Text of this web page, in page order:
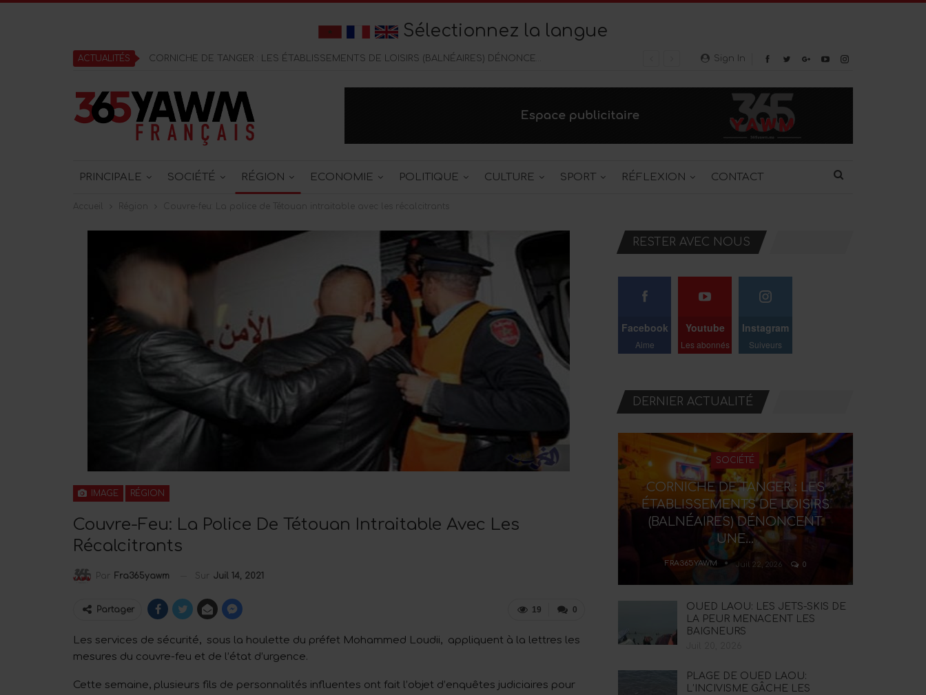
Sélectionnez la langue
Sign In
ACTUALITÉS
PRINCIPALE SOCIÉTÉ RÉGION ECONOMIE POLITIQUE CULTURE SPORT RÉFLEXION CONTACT
Accueil Région Couvre-feu: La police de Tétouan intraitable avec les récalcitrants
IMAGE RÉGION
Couvre-Feu: La Police De Tétouan Intraitable Avec Les
Récalcitrants
Par Fra365yawm Sur Juil 14, 2021
0
19
Partager
Les services de sécurité, sous la houlette du préfet Mohammed Loudii, appliquent à la lettres les
mesures du couvre-feu et de l’état d’urgence.
Cette semaine, plusieurs fils de personnalités influentes ont fait l’objet d’enquêtes judiciaires pour
RESTER AVEC NOUS
Facebook
Aime
Youtube
Les abonnés
Instagram
Suiveurs
DERNIER ACTUALITÉ
SOCIÉTÉ
CORNICHE DE TANGER : LES
ÉTABLISSEMENTS DE LOISIRS
(BALNÉAIRES) DÉNONCENT
UNE…
FRA365YAWM Juil 22, 2026 0
OUED LAOU: LES JETS-SKIS DE
LA PEUR MENACENT LES
BAIGNEURS
PLAGE DE OUED LAOU:
L’INCIVISME GÂCHE LES